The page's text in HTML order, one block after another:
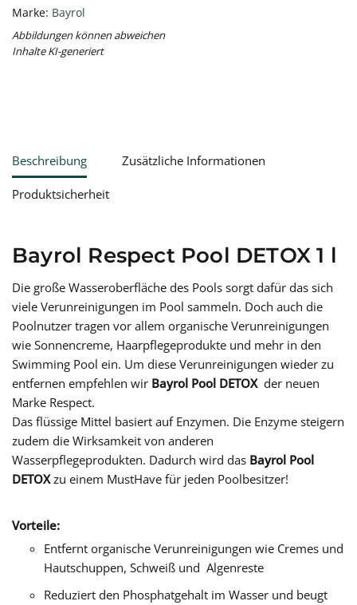
Marke: Bayrol
Abbildungen können abweichen
Inhalte KI-generiert
Beschreibung Zusätzliche Informationen
Produktsicherheit
Bayrol Respect Pool DETOX 1 l
Die große Wasseroberfläche des Pools sorgt dafür das sich
viele Verunreinigungen im Pool sammeln. Doch auch die
Poolnutzer tragen vor allem organische Verunreinigungen
wie Sonnencreme, Haarpflegeprodukte und mehr in den
Swimming Pool ein. Um diese Verunreinigungen wieder zu
entfernen empfehlen wir Bayrol Pool DETOXder neuen
Marke Respect.
Das flüssige Mittel basiert auf Enzymen. Die Enzyme steigern
zudem die Wirksamkeit von anderen
Wasserpflegeprodukten. Dadurch wird das Bayrol Pool
DETOXzu einem MustHave für jeden Poolbesitzer!
Vorteile:
Entfernt organische Verunreinigungen wie Cremes und
Hautschuppen, Schweiß und Algenreste
Reduziert den Phosphatgehalt im Wasser und beugt